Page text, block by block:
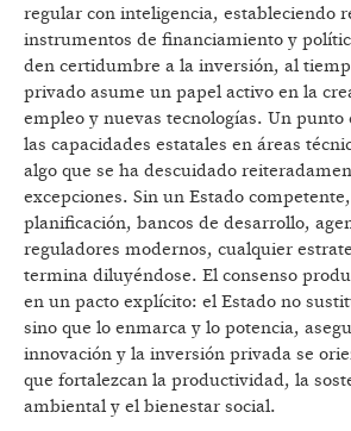
regular con inteligencia, estableciendo
instrumentos de financiamiento y
den certidumbre a la inversión, al
privado asume un papel activo en la
empleo y nuevas tecnologías. Un
las capacidades estatales en áreas
algo que se ha descuidado
excepciones. Sin un Estado
planificación, bancos de desarrollo,
reguladores modernos, cualquier
termina diluyéndose. El consenso
en un pacto explícito: el Estado no
sino que lo enmarca y lo potencia,
innovación y la inversión privada se
que fortalezcan la productividad, la
ambiental y el bienestar social.